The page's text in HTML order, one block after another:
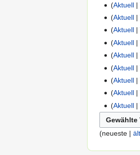
Aktuell
Aktuell
Aktuell
Aktuell
Aktuell
Aktuell
Aktuell
Aktuell
Aktuell
(neueste |